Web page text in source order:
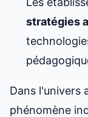
stratégies
Dans l'univers
phénomène